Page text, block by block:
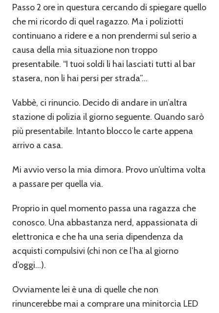
Passo 2 ore in questura cercando di spiegare quello
che mi ricordo di quel ragazzo. Ma i poliziotti
continuano a ridere e a non prendermi sul serio a
causa della mia situazione non troppo
presentabile. “I tuoi soldi li hai lasciati tutti al bar
stasera, non li hai persi per strada”…
Vabbè, ci rinuncio. Decido di andare in un’altra
stazione di polizia il giorno seguente. Quando sarò
più presentabile. Intanto blocco le carte appena
arrivo a casa.
Mi avvio verso la mia dimora. Provo un’ultima volta
a passare per quella via.
Proprio in quel momento passa una ragazza che
conosco. Una abbastanza nerd, appassionata di
elettronica e che ha una seria dipendenza da
acquisti compulsivi (chi non ce l’ha al giorno
d’oggi…).
Ovviamente lei è una di quelle che non
rinuncerebbe mai a comprare una minitorcia LED